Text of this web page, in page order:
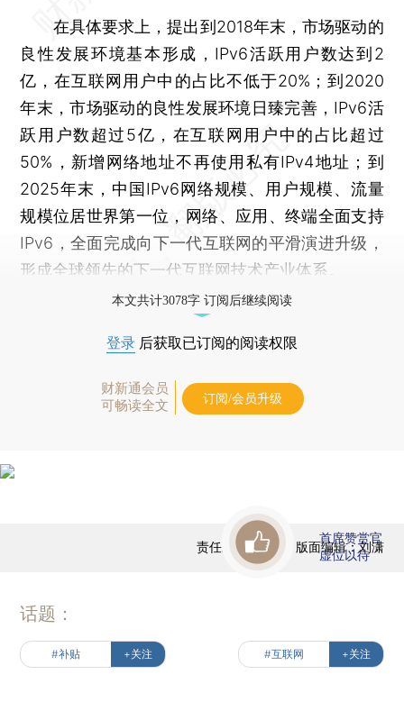
在具体要求上，提出到2018年末，市场驱动的
良性发展环境基本形成，IPv6活跃用户数达到2
亿，在互联网用户中的占比不低于20%；到2020
年末，市场驱动的良性发展环境日臻完善，IPv6活
跃用户数超过5亿，在互联网用户中的占比超过
50%，新增网络地址不再使用私有IPv4地址；到
2025年末，中国IPv6网络规模、用户规模、流量
规模位居世界第一位，网络、应用、终端全面支持
IPv6，全面完成向下一代互联网的平滑演进升级，
形成全球领先的下一代互联网技术产业体系。
本文共计3078字 订阅后继续阅读
登录 后获取已订阅的阅读权限
财新通会员
可畅读全文
订阅/会员升级
责任编辑：高昱 | 版面编辑：刘潇
首席赞赏官
虚位以待
话题：
#补贴 +关注 #互联网 +关注